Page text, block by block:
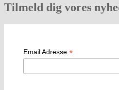
Tilmeld dig vores
Email Adresse *